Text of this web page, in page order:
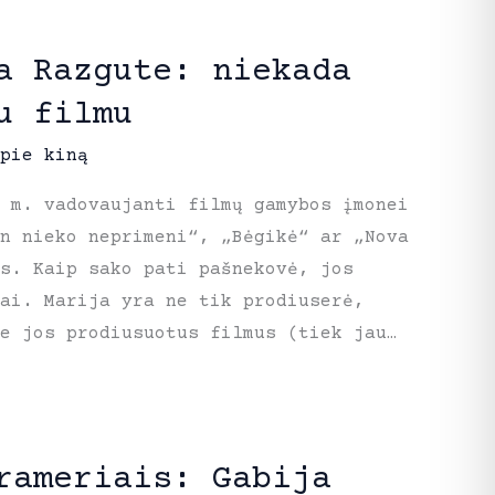
niekada
filmu
kiną
vadovaujanti filmų gamybos įmonei
neprimeni“, „Bėgikė“ ar „Nova
sako pati pašnekovė, jos
Marija yra ne tik prodiuserė,
jos prodiusuotus filmus (tiek jau…
Gabija